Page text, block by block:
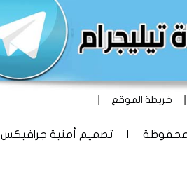
خريطة الموقع
أمنية جرافيكس